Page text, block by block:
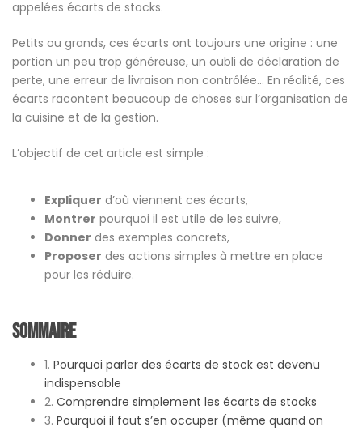
appelées écarts de stocks.
Petits ou grands, ces écarts ont toujours une origine : une
portion un peu trop généreuse, un oubli de déclaration de
perte, une erreur de livraison non contrôlée… En réalité, ces
écarts racontent beaucoup de choses sur l’organisation de
la cuisine et de la gestion.
L’objectif de cet article est simple :
Expliquer d’où viennent ces écarts,
Montrer pourquoi il est utile de les suivre,
Donner des exemples concrets,
Proposer des actions simples à mettre en place
pour les réduire.
Sommaire
1. Pourquoi parler des écarts de stock est devenu
indispensable
2. Comprendre simplement les écarts de stocks
3. Pourquoi il faut s’en occuper (même quand on